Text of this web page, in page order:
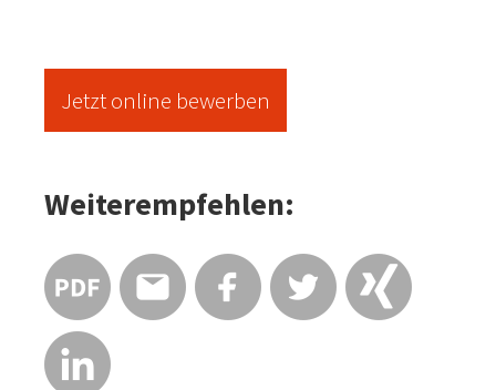
Jetzt online bewerben
Weiterempfehlen: